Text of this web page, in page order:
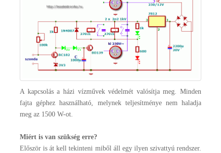
A kapcsolás a házi vízművek védelmét valósítja meg. Minden
fajta géphez használható, melynek teljesítménye nem haladja
meg az 1500 W-ot.
Miért is van szükség erre?
Először is át kell tekinteni miből áll egy ilyen szivattyú rendszer.